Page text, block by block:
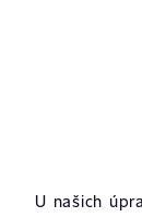
U našich